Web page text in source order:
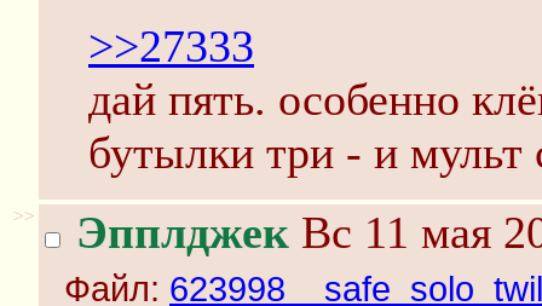
>>27333
дай пять. особенно
бутылки три - и мульт
>> Эпплджек Вс 11 мая
Файл: